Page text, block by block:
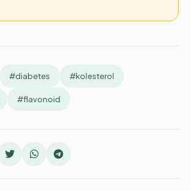
#diabetes #kolesterol
#flavonoid